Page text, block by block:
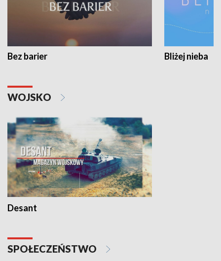
Bez barier Bliżej nieba
WOJSKO
Desant
SPOŁECZEŃSTWO